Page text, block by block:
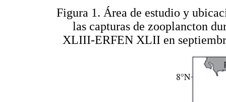
Figura 1. Área de estudio y
las capturas de zooplancton
XLIII-ERFEN XLII en